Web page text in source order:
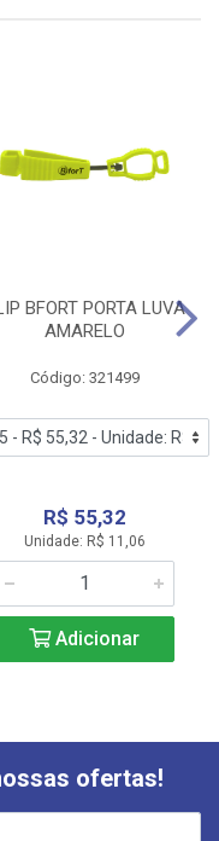
BFORT PORTA LUVA
AMARELO
Código: 321499
R$ 55,32
Unidade: R$ 11,06
Adicionar
ofertas!